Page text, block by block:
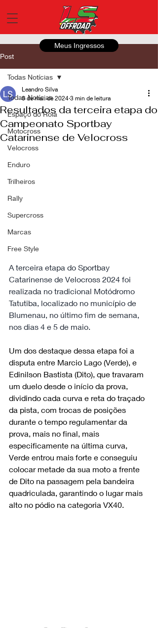
Meus Ingressos
Post
Todas Notícias
Espaço do Roia
Motocross
Velocross
Enduro
Trilheiros
Rally
Supercross
Marcas
Free Style
Todas Notícias
Resultados da terceira etapa do
Campeonato Sportbay
Catarinense de Velocross
Leandro Silva
8 de mai. de 2024 3 min de leitura
A terceira etapa do Sportbay
Catarinense de Velocross 2024 foi
realizada no tradicional Motódromo
Tatutiba, localizado no município de
Blumenau, no último fim de semana,
nos dias 4 e 5 de maio.
Um dos destaque dessa etapa foi a
disputa entre Marcio Lago (Verde), e
Edinilson Bastista (Dito), que travaram
um duelo desde o início da prova,
dividindo cada curva e reta do traçado
da pista, com trocas de posições
durante o tempo regulamentar da
prova, mais no final, mais
especificamente na última curva,
Verde entrou mais forte e conseguiu
colocar metade da sua moto a frente
de Dito na passagem pela bandeira
quadriculada, garantindo o lugar mais
alto no pódio na categoria VX40.